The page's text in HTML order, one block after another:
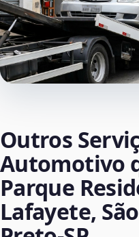
Outros
Automotivo
Parque
Lafayete,